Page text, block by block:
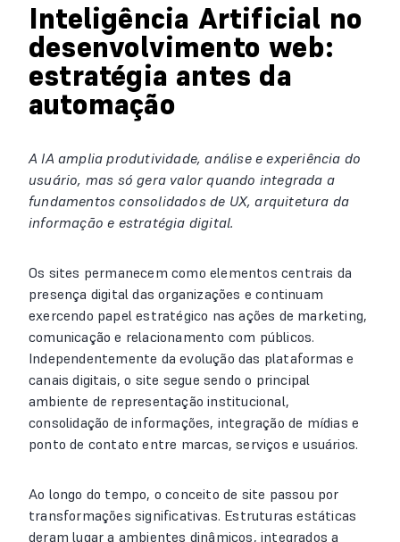
Inteligência Artificial no
desenvolvimento web:
estratégia antes da
automação
A IA amplia produtividade, análise e experiência do
usuário, mas só gera valor quando integrada a
fundamentos consolidados de UX, arquitetura da
informação e estratégia digital.
Os sites permanecem como elementos centrais da
presença digital das organizações e continuam
exercendo papel estratégico nas ações de marketing,
comunicação e relacionamento com públicos.
Independentemente da evolução das plataformas e
canais digitais, o site segue sendo o principal
ambiente de representação institucional,
consolidação de informações, integração de mídias e
ponto de contato entre marcas, serviços e usuários.
Ao longo do tempo, o conceito de site passou por
transformações significativas. Estruturas estáticas
deram lugar a ambientes dinâmicos, integrados a